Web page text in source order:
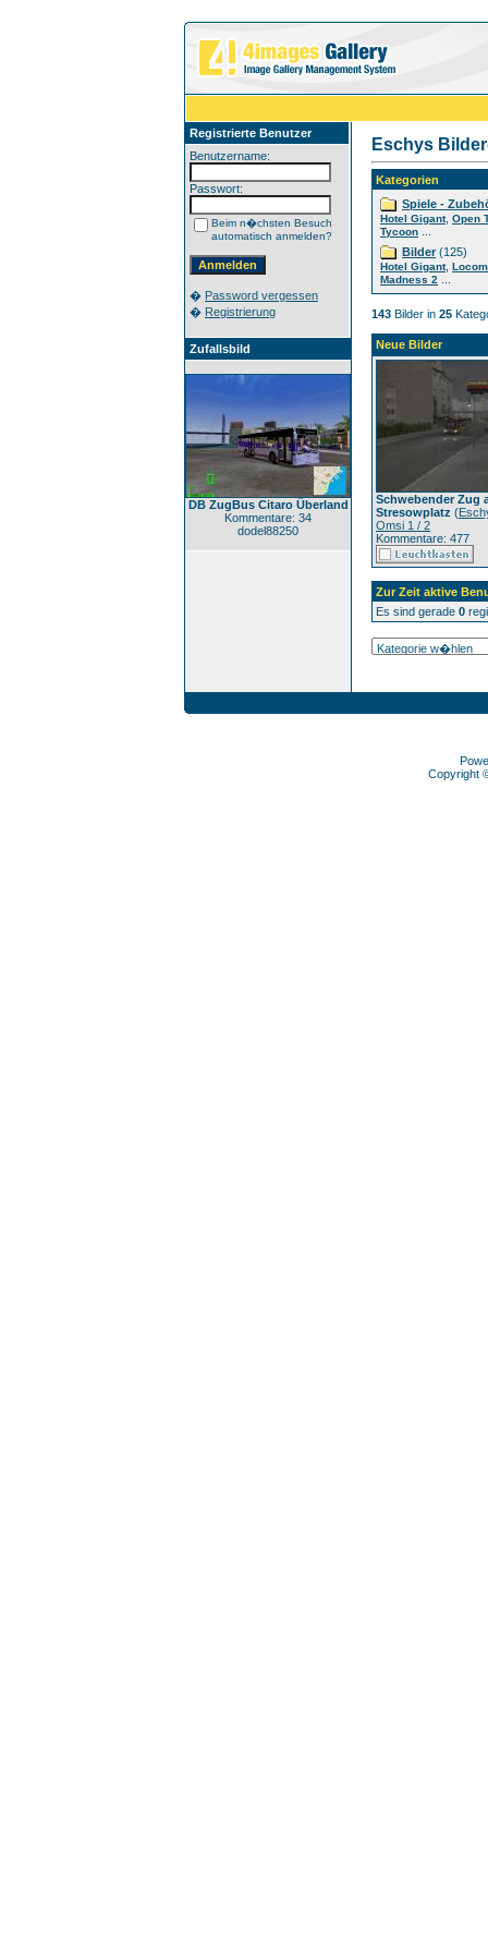
Registrierte Benutzer
Benutzername:
Passwort:
Beim n�chsten Besuch
automatisch anmelden?
� Password vergessen
� Registrierung
Zufallsbild
DB ZugBus Citaro Überland
Kommentare: 34
dodel88250
Eschys
Kategorien
Spiele -
Hotel Gigant, Open
Tycoon
Bilder(125)
Hotel Gigant,
Madness 2
143 Bilder in 25
Neue Bilder
Schwebender Zug
Stresowplatz (
Omsi 1 / 2
Kommentare: 477
Zur Zeit aktive
Es sind gerade 0
Copyright